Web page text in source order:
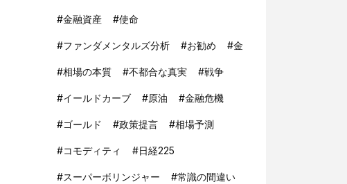
#金融資産 #使命
#ファンダメンタルズ分析 #お勧め #金
#相場の本質 #不都合な真実 #戦争
#イールドカーブ #原油 #金融危機
#ゴールド #政策提言 #相場予測
#コモディティ #日経225
#スーパーボリンジャー #常識の間違い